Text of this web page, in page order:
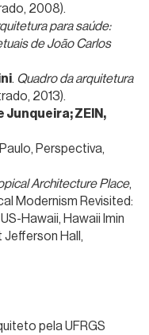
2008).
para saúde:
de João Carlos
. Quadro da arquitetura
2013).
Junqueira; ZEIN,
Perspectiva,
Architecture Place,
Modernism Revisited:
Hawaii, Hawaii Imin
Hall,
pela UFRGS